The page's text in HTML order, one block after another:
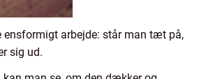
ensformigt arbejde: står man tæt på,
sig ud.